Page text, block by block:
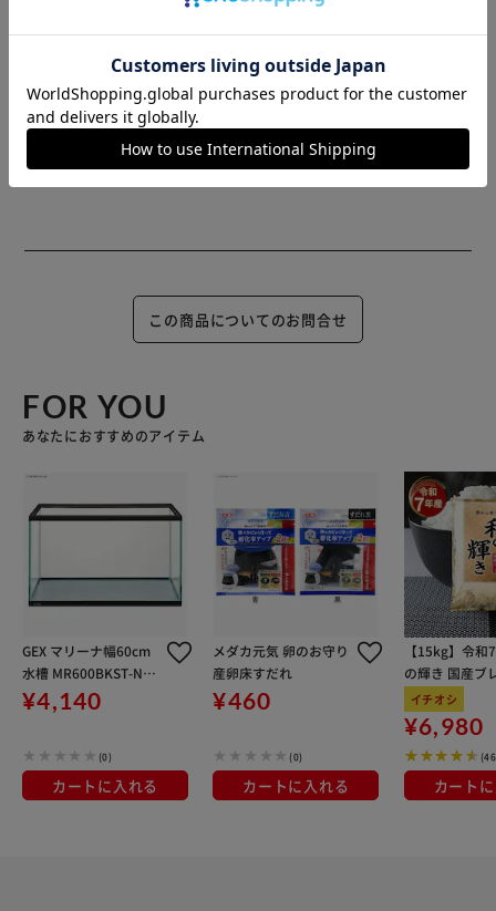
予めご了承くださいますようお願いいたします。
商品はアイリスプラザがセレクトしたオススメ商品です。
（ご注意）
数量限定商品はご注文が完了しても完売になる場合がござい
ます。ご注文をいただいた後にお断りさせていただく場合が
ございますのでなにとぞご了承ください。
この商品についてのお問合せ
FOR YOU
あなたにおすすめのアイテム
GEX マリーナ幅60cm
水槽 MR600BKST-N
【時間指定不可】【代
引不可】【直送】
¥4,140
(0)
カートに入れる
メダカ元気 卵のお守り
産卵床すだれ
¥460
(0)
カートに入れる
【15kg】令和
の輝き 国産ブ
kg×3袋
イチオシ
¥6,980
カート